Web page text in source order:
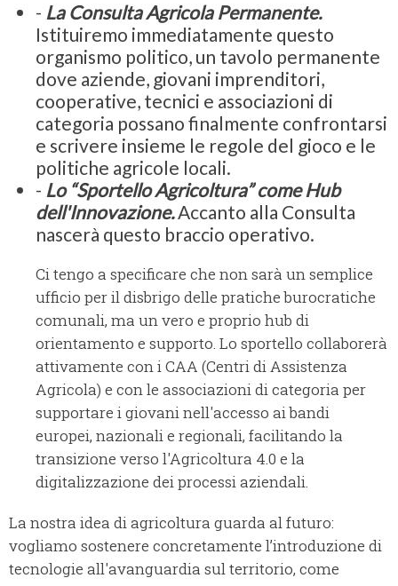
- La Consulta Agricola Permanente.
Istituiremo immediatamente questo
organismo politico, un tavolo permanente
dove aziende, giovani imprenditori,
cooperative, tecnici e associazioni di
categoria possano finalmente confrontarsi
e scrivere insieme le regole del gioco e le
politiche agricole locali.
- Lo “Sportello Agricoltura” come Hub
dell'Innovazione.Accanto alla Consulta
nascerà questo braccio operativo.
Ci tengo a specificare che non sarà un semplice
ufficio per il disbrigo delle pratiche burocratiche
comunali, ma un vero e proprio hub di
orientamento e supporto. Lo sportello collaborerà
attivamente con i CAA (Centri di Assistenza
Agricola) e con le associazioni di categoria per
supportare i giovani nell'accesso ai bandi
europei, nazionali e regionali, facilitando la
transizione verso l'Agricoltura 4.0 e la
digitalizzazione dei processi aziendali.
La nostra idea di agricoltura guarda al futuro:
vogliamo sostenere concretamente l’introduzione di
tecnologie all'avanguardia sul territorio, come